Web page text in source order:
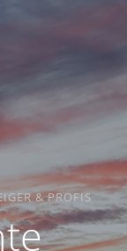
& PROFIS